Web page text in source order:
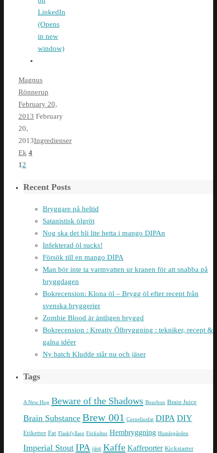
LinkedIn
(Opens
in new
window)
Magnus
Rönnerup
February 20,
2013 February
20,
2013Ingredienser
Ek 4
12
Recent Posts
Bryggare på heltid
Satanistisk ölgröt
Nog ska det bli lite hetta i mango DIPAn
Infekterad öl sucks!
Försök till en mango DIPA
Man bör inte ta varmvatten ur kranen för att snabba på
bryggdagen
Bokrecension: Klona öl – Brygg öl efter recept från
svenska bryggerier
Zombie Blood är äntligen bryggd
Bokrecension : Kreativ Ölbryggning : tekniker, recept &
galna idéer
Ny batch Kludde står nu och jäser
Tags
A New Hop Beware of the Shadows Bourbon Brain Juice
Brain Substance Brew 001 Corneliusfat DIPA DIY
Etiketter Fat Flaskfyllare Förkultur Hembryggning Humlegården
Imperial Stout IPA jäst Kaffe Kaffeporter Kickstarter